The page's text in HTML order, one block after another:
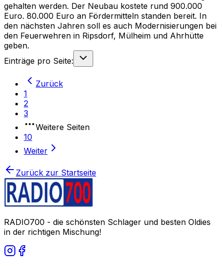
gehalten werden. Der Neubau kostete rund 900.000
Euro. 80.000 Euro an Fördermitteln standen bereit. In
den nächsten Jahren soll es auch Modernisierungen bei
den Feuerwehren in Ripsdorf, Mülheim und Ahrhütte
geben.
Einträge pro Seite:
Zurück
1
2
3
Weitere Seiten
10
Weiter
Zurück zur Startseite
RADIO700 - die schönsten Schlager und besten Oldies
in der richtigen Mischung!